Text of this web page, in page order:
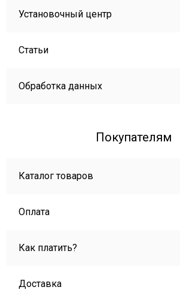
Установочный центр
Статьи
Обработка данных
Покупателям
Каталог товаров
Оплата
Как платить?
Доставка